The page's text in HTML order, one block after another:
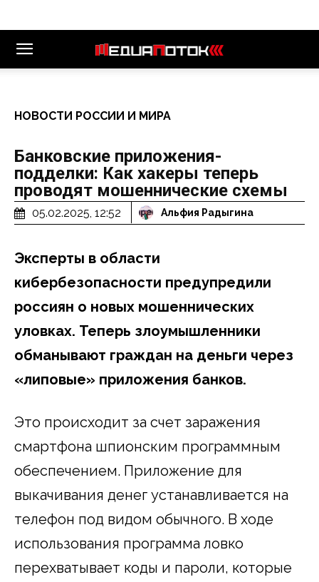
НОВОСТИ РОССИИ И МИРА
Банковские приложения-
подделки: Как хакеры теперь
проводят мошеннические схемы
05.02.2025, 12:52 Альфия Радыгина
Эксперты в области
кибербезопасности предупредили
россиян о новых мошеннических
уловках. Теперь злоумышленники
обманывают граждан на деньги через
«липовые» приложения банков.
Это происходит за счет заражения
смартфона шпионским программным
обеспечением. Приложение для
выкачивания денег устанавливается на
телефон под видом обычного. В ходе
использования программа ловко
перехватывает коды и пароли, которые